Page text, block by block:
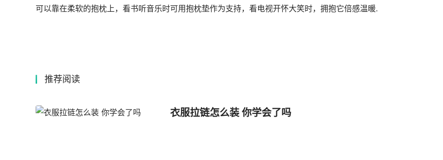
可以靠在柔软的抱枕上，看书听音乐时可用抱枕垫作为支持，看电视开怀大笑时，拥抱它倍感温暖.
推荐阅读
衣服拉链怎么装 你学会了吗